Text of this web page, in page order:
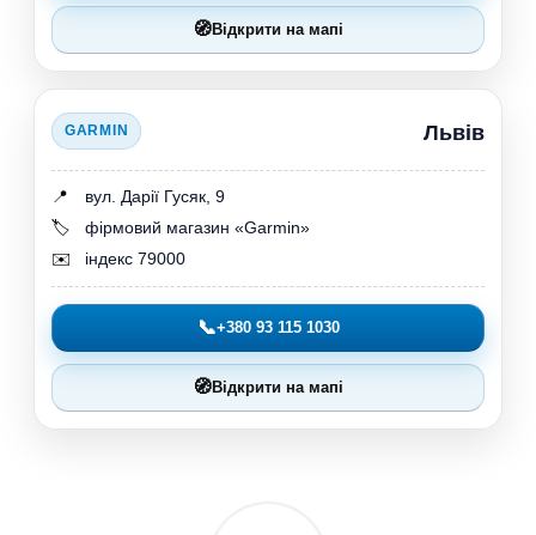
🧭Відкрити на мапі
GARMIN Львів
📍
вул. Дарії Гусяк, 9
🏷️
фірмовий магазин «Garmin»
✉️
індекс 79000
📞+380 93 115 1030
🧭Відкрити на мапі